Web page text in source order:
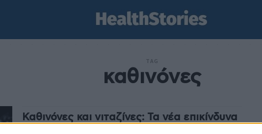
TAG
καθινόνες
Καθινόνες και νιταζίνες: Τα νέα επικίνδυνα